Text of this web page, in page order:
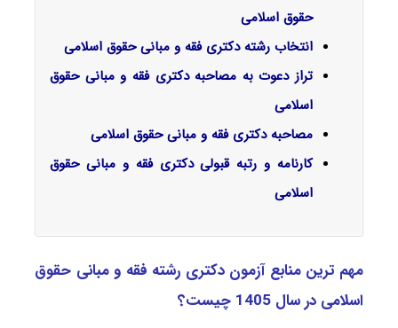
حقوق اسلامی
انتخاب رشته دکتری فقه و مبانی حقوق اسلامی
تراز دعوت به مصاحبه دکتری فقه و مبانی حقوق
اسلامی
مصاحبه دکتری فقه و مبانی حقوق اسلامی
کارنامه و رتبه قبولی دکتری فقه و مبانی حقوق
اسلامی
مهم ترین منابع آزمون دکتری رشته فقه و مبانی حقوق
اسلامی در سال 1405 چیست؟